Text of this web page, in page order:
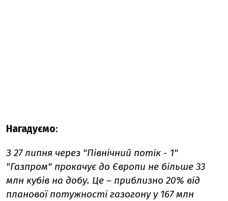
Нагадуємо:
З 27 липня через "Північний потік - 1"
"Газпром" прокачує до Європи не більше 33
млн кубів на добу. Це – приблизно 20% від
планової потужності газогону у 167 млн